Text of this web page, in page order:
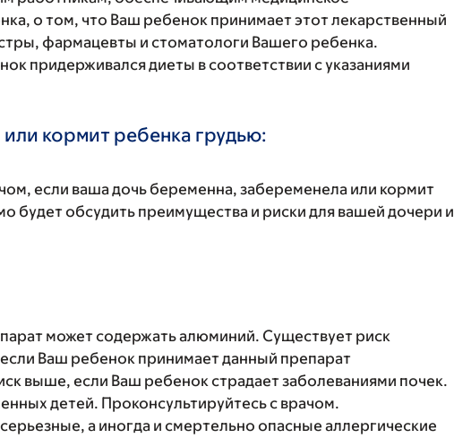
о том, что Ваш ребенок принимает этот лекарственный
фармацевты и стоматологи Вашего ребенка.
придерживался диеты в соответствии с указаниями
кормит ребенка грудью:
если ваша дочь беременна, забеременела или кормит
будет обсудить преимущества и риски для вашей дочери и
может содержать алюминий. Существует риск
Ваш ребенок принимает данный препарат
выше, если Ваш ребенок страдает заболеваниями почек.
детей. Проконсультируйтесь с врачом.
а иногда и смертельно опасные аллергические